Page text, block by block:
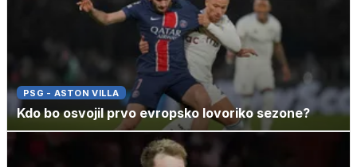
PSG - ASTON VILLA
Kdo bo osvojil prvo evropsko lovoriko sezone?